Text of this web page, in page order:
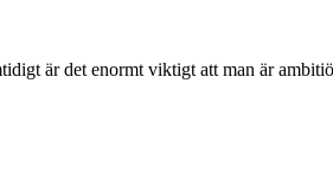
är det enormt viktigt att man är